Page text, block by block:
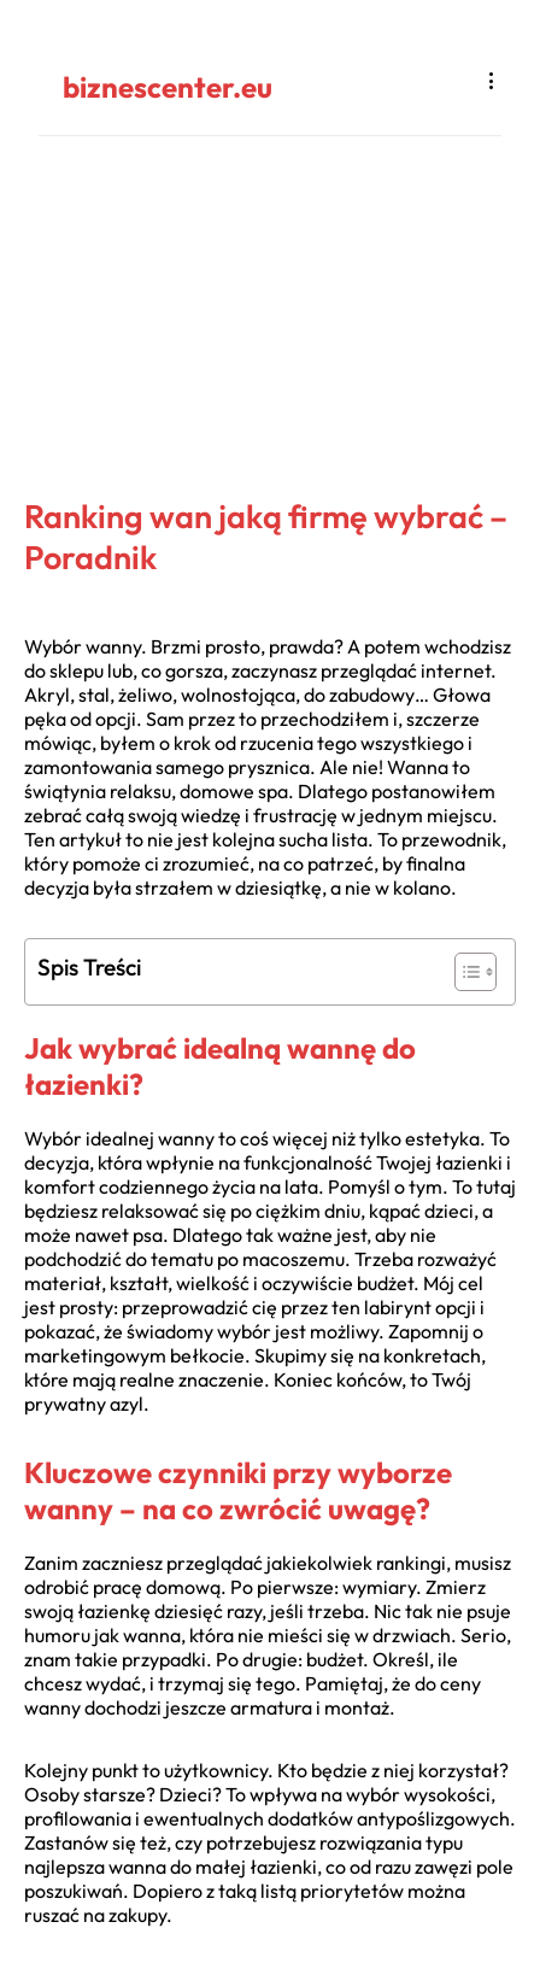
biznescenter.eu
Ranking wan jaką firmę wybrać –
Poradnik
Wybór wanny. Brzmi prosto, prawda? A potem wchodzisz
do sklepu lub, co gorsza, zaczynasz przeglądać internet.
Akryl, stal, żeliwo, wolnostojąca, do zabudowy… Głowa
pęka od opcji. Sam przez to przechodziłem i, szczerze
mówiąc, byłem o krok od rzucenia tego wszystkiego i
zamontowania samego prysznica. Ale nie! Wanna to
świątynia relaksu, domowe spa. Dlatego postanowiłem
zebrać całą swoją wiedzę i frustrację w jednym miejscu.
Ten artykuł to nie jest kolejna sucha lista. To przewodnik,
który pomoże ci zrozumieć, na co patrzeć, by finalna
decyzja była strzałem w dziesiątkę, a nie w kolano.
Spis Treści
Jak wybrać idealną wannę do
łazienki?
Wybór idealnej wanny to coś więcej niż tylko estetyka. To
decyzja, która wpłynie na funkcjonalność Twojej łazienki i
komfort codziennego życia na lata. Pomyśl o tym. To tutaj
będziesz relaksować się po ciężkim dniu, kąpać dzieci, a
może nawet psa. Dlatego tak ważne jest, aby nie
podchodzić do tematu po macoszemu. Trzeba rozważyć
materiał, kształt, wielkość i oczywiście budżet. Mój cel
jest prosty: przeprowadzić cię przez ten labirynt opcji i
pokazać, że świadomy wybór jest możliwy. Zapomnij o
marketingowym bełkocie. Skupimy się na konkretach,
które mają realne znaczenie. Koniec końców, to Twój
prywatny azyl.
Kluczowe czynniki przy wyborze
wanny – na co zwrócić uwagę?
Zanim zaczniesz przeglądać jakiekolwiek rankingi, musisz
odrobić pracę domową. Po pierwsze: wymiary. Zmierz
swoją łazienkę dziesięć razy, jeśli trzeba. Nic tak nie psuje
humoru jak wanna, która nie mieści się w drzwiach. Serio,
znam takie przypadki. Po drugie: budżet. Określ, ile
chcesz wydać, i trzymaj się tego. Pamiętaj, że do ceny
wanny dochodzi jeszcze armatura i montaż.
Kolejny punkt to użytkownicy. Kto będzie z niej korzystał?
Osoby starsze? Dzieci? To wpływa na wybór wysokości,
profilowania i ewentualnych dodatków antypoślizgowych.
Zastanów się też, czy potrzebujesz rozwiązania typu
najlepsza wanna do małej łazienki, co od razu zawęzi pole
poszukiwań. Dopiero z taką listą priorytetów można
ruszać na zakupy.